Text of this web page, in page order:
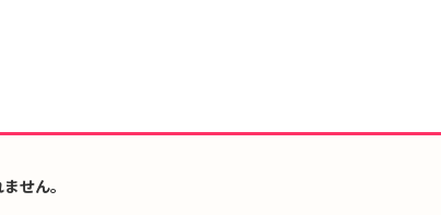
せん。